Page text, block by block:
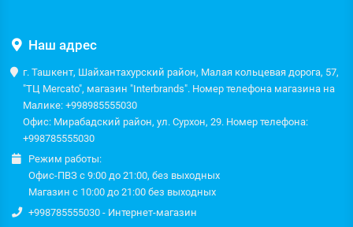
Наш адрес
г. Ташкент, Шайхантахурский район, Малая кольцевая дорога, 57,
"ТЦ Mercato", магазин "Interbrands". Номер телефона магазина на
Малике: +998985555030
Офис: Мирабадский район, ул. Сурхон, 29. Номер телефона:
+998785555030
Режим работы:
Офис-ПВЗ с 9:00 до 21:00, без выходных
Магазин с 10:00 до 21:00 без выходных
+998785555030 - Интернет-магазин